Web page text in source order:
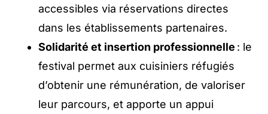
accessibles via réservations directes
dans les établissements partenaires.
Solidarité et insertion professionnelle : le
festival permet aux cuisiniers réfugiés
d’obtenir une rémunération, de valoriser
leur parcours, et apporte un appui